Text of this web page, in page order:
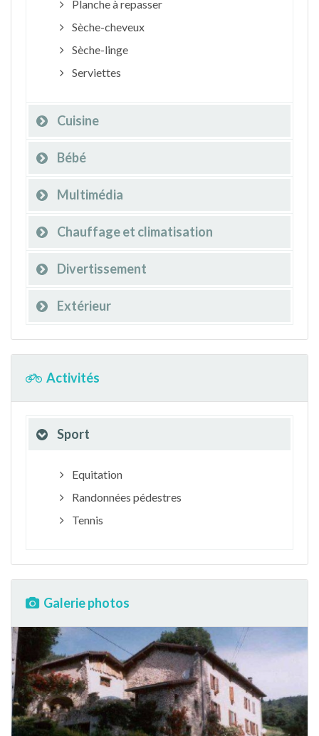
Planche à repasser
Sèche-cheveux
Sèche-linge
Serviettes
Cuisine
Bébé
Multimédia
Chauffage et climatisation
Divertissement
Extérieur
Activités
Sport
Equitation
Randonnées pédestres
Tennis
Galerie photos